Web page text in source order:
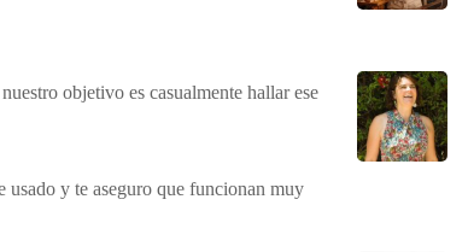
objetivo es casualmente hallar ese
usado y te aseguro que funcionan muy